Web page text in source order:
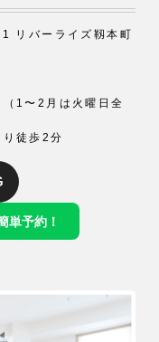
リバーライズ靱本町
1〜2月は火曜日全
徒歩2分
単予約！